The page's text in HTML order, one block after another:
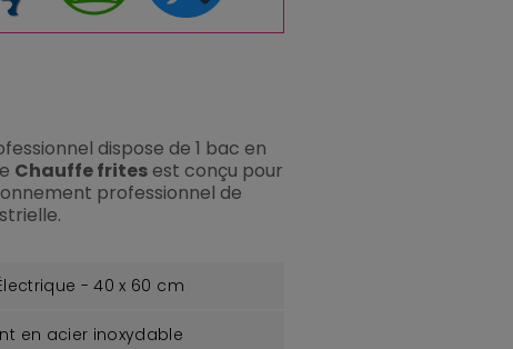
dispose de 1 bac en
Chauffe fritesest conçu pour
professionnel de
- 40 x 60 cm
en acier inoxydable